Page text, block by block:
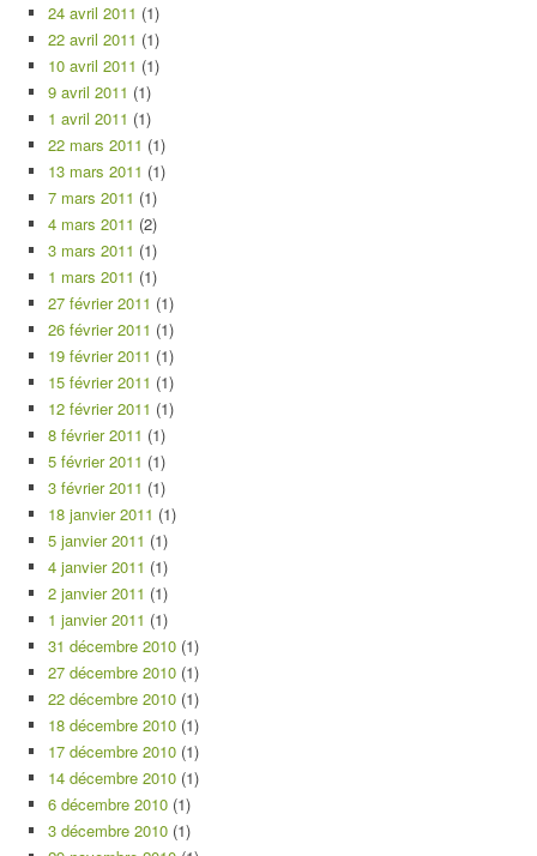
24 avril 2011 (1)
22 avril 2011 (1)
10 avril 2011 (1)
9 avril 2011 (1)
1 avril 2011 (1)
22 mars 2011 (1)
13 mars 2011 (1)
7 mars 2011 (1)
4 mars 2011 (2)
3 mars 2011 (1)
1 mars 2011 (1)
27 février 2011 (1)
26 février 2011 (1)
19 février 2011 (1)
15 février 2011 (1)
12 février 2011 (1)
8 février 2011 (1)
5 février 2011 (1)
3 février 2011 (1)
18 janvier 2011 (1)
5 janvier 2011 (1)
4 janvier 2011 (1)
2 janvier 2011 (1)
1 janvier 2011 (1)
31 décembre 2010 (1)
27 décembre 2010 (1)
22 décembre 2010 (1)
18 décembre 2010 (1)
17 décembre 2010 (1)
14 décembre 2010 (1)
6 décembre 2010 (1)
3 décembre 2010 (1)